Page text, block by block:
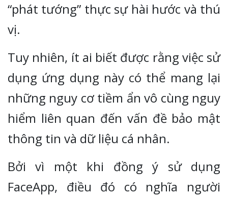
“phát tướng” thực sự hài hước và thú
vị.
Tuy nhiên, ít ai biết được rằng việc sử
dụng ứng dụng này có thể mang lại
những nguy cơ tiềm ẩn vô cùng nguy
hiểm liên quan đến vấn đề bảo mật
thông tin và dữ liệu cá nhân.
Bởi vì một khi đồng ý sử dụng
FaceApp, điều đó có nghĩa người